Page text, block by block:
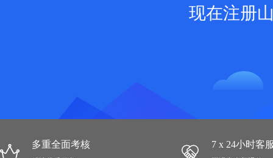
现在注册
多重全面考核 7 x 24小时客